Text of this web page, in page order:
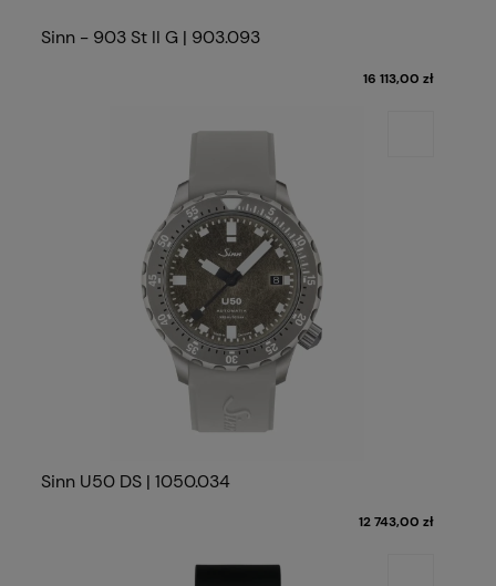
Sinn - 903 St II G | 903.093
16 113,00 zł
Sinn U50 DS | 1050.034
12 743,00 zł